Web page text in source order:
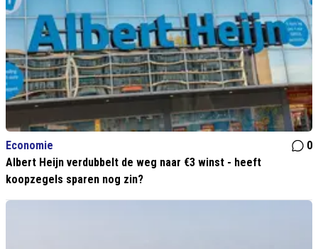
Economie
0
Albert Heijn verdubbelt de weg naar €3 winst - heeft
koopzegels sparen nog zin?